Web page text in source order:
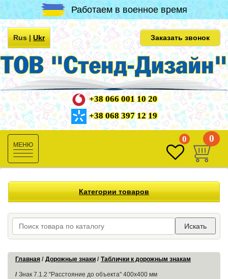
Работаем в военное время
Rus|Ukr Заказать звонок
+38 066 001 10 20
+38 068 397 12 19
Toggle
navigation
0 0
Категории товаров
Искать
Главная Дорожные знаки Таблички к дорожным знакам
Знак 7.1.2 "Расстояние до объекта" 400х400 мм